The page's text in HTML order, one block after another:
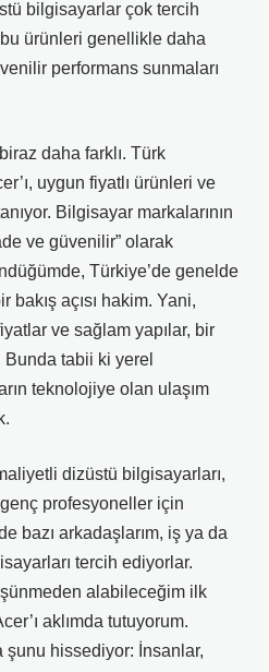
bilgisayarlar çok tercih
ürünleri genellikle daha
performans sunmaları
daha farklı. Türk
uygun fiyatlı ürünleri ve
Bilgisayar markalarının
ve güvenilir” olarak
Türkiye’de genelde
bakış açısı hakim. Yani,
ve sağlam yapılar, bir
tabii ki yerel
teknolojiye olan ulaşım
dizüstü bilgisayarları,
profesyoneller için
bazı arkadaşlarım, iş ya da
tercih ediyorlar.
alabileceğim ilk
aklımda tutuyorum.
şunu hissediyor: İnsanlar,